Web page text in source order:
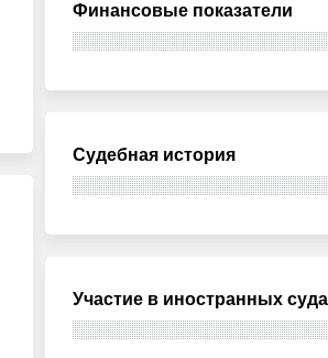
Финансовые показатели
Судебная история
Участие в иностранных